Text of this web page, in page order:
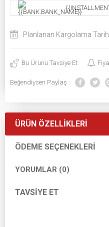
Planlanan Kargolama
Bu Ürünü Tavsiye Et
Beğendiysen Paylaş :
ÜRÜN ÖZELLIKLERI
ÖDEME SEÇENEKLERI
YORUMLAR (0)
TAVSIYE ET